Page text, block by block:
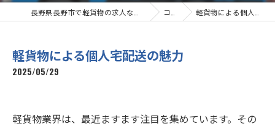
コラム 軽貨物による個人宅配送の魅力
軽貨物による個人宅配送の魅力
2025/05/29
軽貨物業界は、最近ますます注目を集めています。その